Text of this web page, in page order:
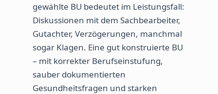
gewählte BU bedeutet im Leistungsfall:
Diskussionen mit dem Sachbearbeiter,
Gutachter, Verzögerungen, manchmal
sogar Klagen. Eine gut konstruierte BU
– mit korrekter Berufseinstufung,
sauber dokumentierten
Gesundheitsfragen und starken